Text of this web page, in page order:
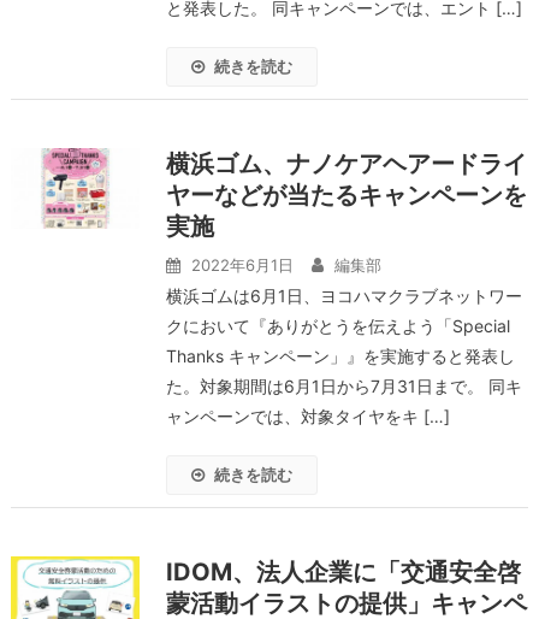
と発表した。 同キャンペーンでは、エント […]
続きを読む
横浜ゴム、ナノケアヘアードライ
ヤーなどが当たるキャンペーンを
実施
2022年6月1日 編集部
横浜ゴムは6月1日、ヨコハマクラブネットワー
クにおいて『ありがとうを伝えよう「Special
Thanks キャンペーン」』を実施すると発表し
た。対象期間は6月1日から7月31日まで。 同キ
ャンペーンでは、対象タイヤをキ […]
続きを読む
IDOM、法人企業に「交通安全啓
蒙活動イラストの提供」キャンペ